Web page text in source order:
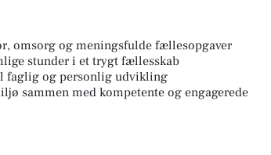
omsorg og meningsfulde fællesopgaver
stunder i et trygt fællesskab
faglig og personlig udvikling
sammen med kompetente og engagerede